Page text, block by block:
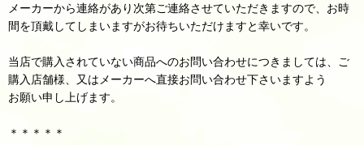
メーカーから連絡があり次第ご連絡させていただきますので、お時
間を頂戴してしまいますがお待ちいただけますと幸いです。
当店で購入されていない商品へのお問い合わせにつきましては、ご
購入店舗様、又はメーカーへ直接お問い合わせ下さいますよう
お願い申し上げます。
＊＊＊＊＊